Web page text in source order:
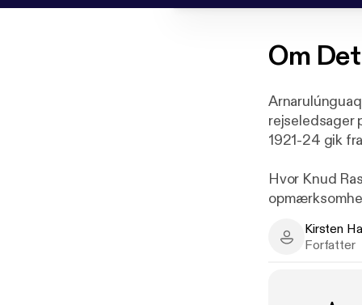
Om
rejseledsager
1921-24 gik
Hvor Knud
hendes
afgørende
Kirsten
Kirsten
Forfatter